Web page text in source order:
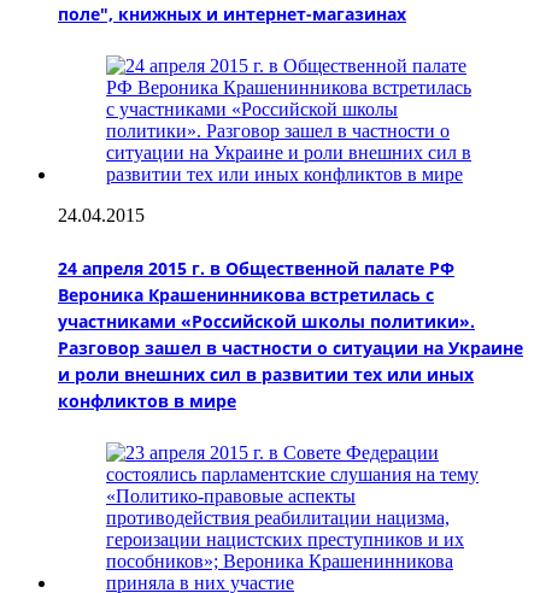
поле", книжных и интернет-магазинах
24.04.2015
24 апреля 2015 г. в Общественной палате РФ
Вероника Крашенинникова встретилась с
участниками «Российской школы политики».
Разговор зашел в частности о ситуации на Украине
и роли внешних сил в развитии тех или иных
конфликтов в мире